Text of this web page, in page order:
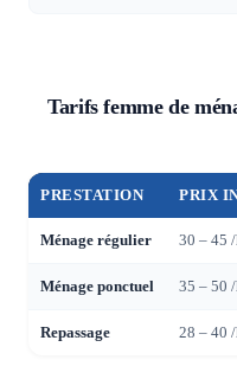
Tarifs femme de
PRESTATION PRIX
Ménage régulier 30 – 45
Ménage ponctuel 35 – 50
Repassage 28 – 40